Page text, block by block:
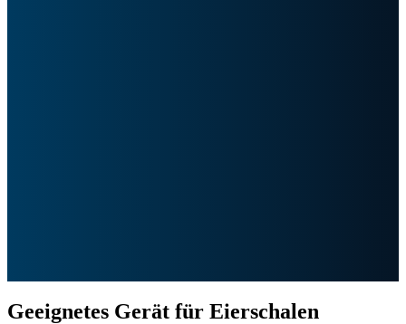
Geeignetes Gerät für Eierschalen